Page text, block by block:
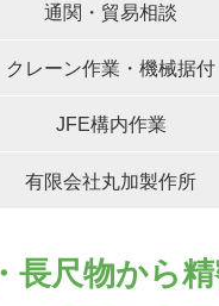
通関・貿易相談
クレーン作業・機械据付
JFE構内作業
有限会社丸加製作所
長尺物から精